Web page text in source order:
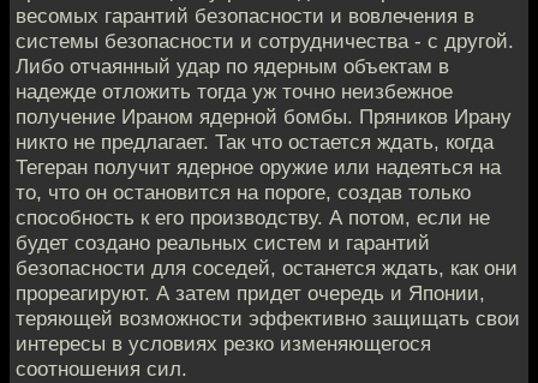
весомых гарантий безопасности и вовлечения в
системы безопасности и сотрудничества - с другой.
Либо отчаянный удар по ядерным объектам в
надежде отложить тогда уж точно неизбежное
получение Ираном ядерной бомбы. Пряников Ирану
никто не предлагает. Так что остается ждать, когда
Тегеран получит ядерное оружие или надеяться на
то, что он остановится на пороге, создав только
способность к его производству. А потом, если не
будет создано реальных систем и гарантий
безопасности для соседей, останется ждать, как они
прореагируют. А затем придет очередь и Японии,
теряющей возможности эффективно защищать свои
интересы в условиях резко изменяющегося
соотношения сил.